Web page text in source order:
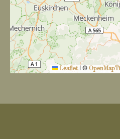
Leaflet | ©